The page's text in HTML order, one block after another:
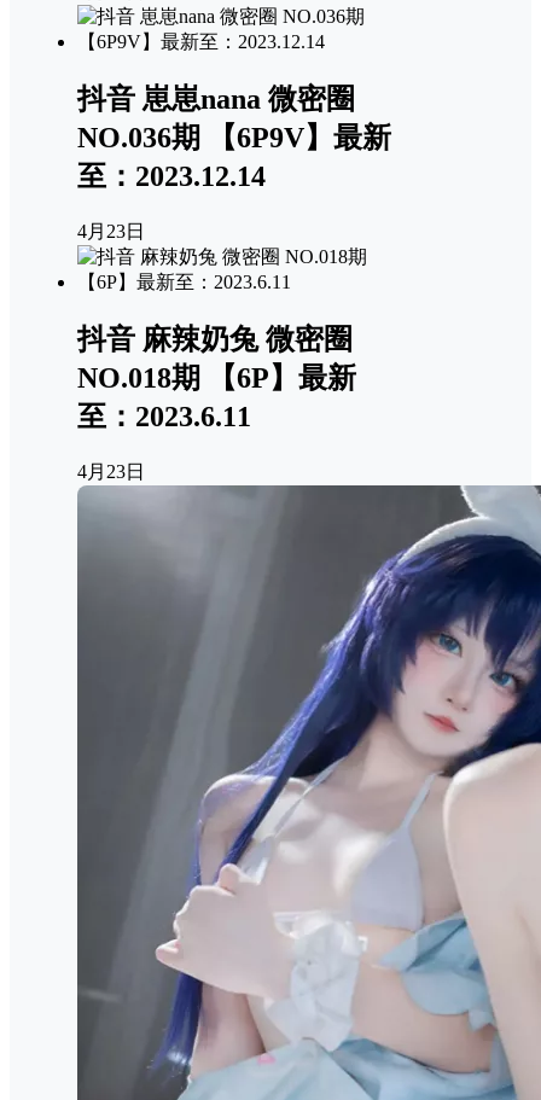
抖音 崽崽nana 微密圈
NO.036期 【6P9V】最新
至：2023.12.14
4月23日
抖音 麻辣奶兔 微密圈
NO.018期 【6P】最新
至：2023.6.11
4月23日